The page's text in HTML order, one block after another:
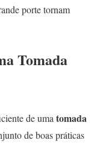
porte tornam
Tomada
de uma tomada
de boas práticas